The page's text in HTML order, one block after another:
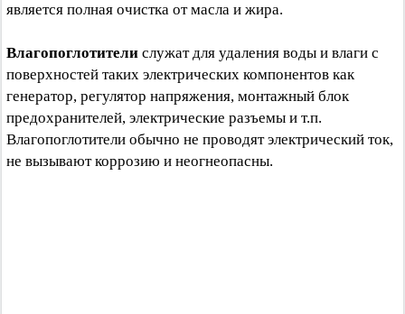
является полная очистка от масла и жира.
Влагопоглотители служат для удаления воды и влаги с
поверхностей таких электрических компонентов как
генератор, регулятор напряжения, монтажный блок
предохранителей, электрические разъемы и т.п.
Влагопоглотители обычно не проводят электрический ток,
не вызывают коррозию и неогнеопасны.